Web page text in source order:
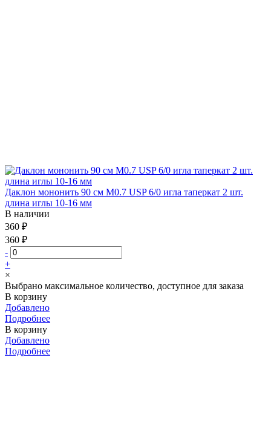
Даклон мононить 90 см М0.7 USP 6/0 игла таперкат 2 шт.
длина иглы 10-16 мм
В наличии
360 ₽
360 ₽
-
+
×
Выбрано максимальное количество, доступное для заказа
В корзину
Добавлено
Подробнее
В корзину
Добавлено
Подробнее